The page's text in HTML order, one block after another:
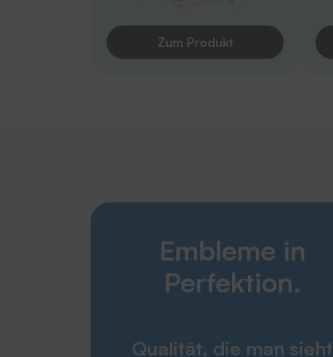
Zum Produkt
Embleme in
Perfektion.
Qualität, die man sieht